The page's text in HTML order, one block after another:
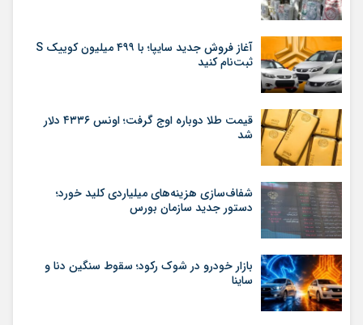
آغاز فروش جدید سایپا؛ با ۴۹۹ میلیون کوییک S
ثبت‌نام کنید
قیمت طلا دوباره اوج گرفت؛ اونس ۴۳۳۶ دلار
شد
شفاف‌سازی هزینه‌های میلیاردی کلید خورد؛
دستور جدید سازمان بورس
بازار خودرو در شوک رکود؛ سقوط سنگین دنا و
ساینا